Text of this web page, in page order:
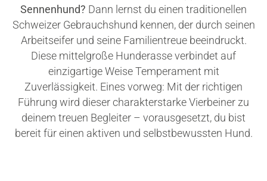
Sennenhund? Dann lernst du einen traditionellen
Schweizer Gebrauchshund kennen, der durch seinen
Arbeitseifer und seine Familientreue beeindruckt.
Diese mittelgroße Hunderasse verbindet auf
einzigartige Weise Temperament mit
Zuverlässigkeit. Eines vorweg: Mit der richtigen
Führung wird dieser charakterstarke Vierbeiner zu
deinem treuen Begleiter – vorausgesetzt, du bist
bereit für einen aktiven und selbstbewussten Hund.